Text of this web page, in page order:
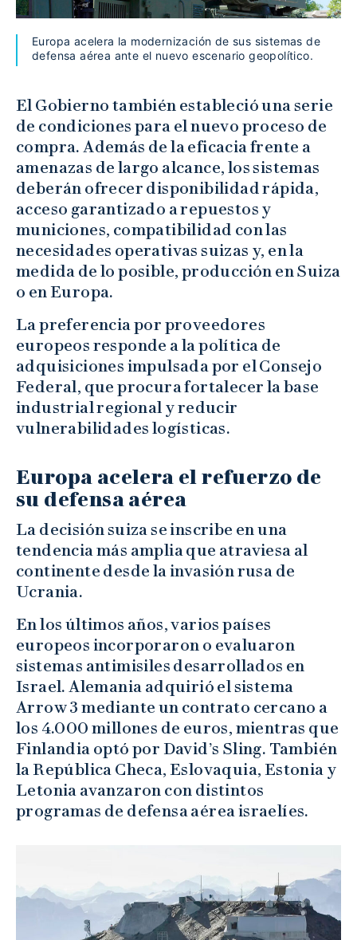
Europa acelera la modernización de sus sistemas de
defensa aérea ante el nuevo escenario geopolítico.
El Gobierno también estableció una serie
de condiciones para el nuevo proceso de
compra. Además de la eficacia frente a
amenazas de largo alcance, los sistemas
deberán ofrecer disponibilidad rápida,
acceso garantizado a repuestos y
municiones, compatibilidad con las
necesidades operativas suizas y, en la
medida de lo posible, producción en Suiza
o en Europa.
La preferencia por proveedores
europeos responde a la política de
adquisiciones impulsada por el Consejo
Federal, que procura fortalecer la base
industrial regional y reducir
vulnerabilidades logísticas.
Europa acelera el refuerzo de
su defensa aérea
La decisión suiza se inscribe en una
tendencia más amplia que atraviesa al
continente desde la invasión rusa de
Ucrania.
En los últimos años, varios países
europeos incorporaron o evaluaron
sistemas antimisiles desarrollados en
Israel. Alemania adquirió el sistema
Arrow 3 mediante un contrato cercano a
los 4.000 millones de euros, mientras que
Finlandia optó por David’s Sling. También
la República Checa, Eslovaquia, Estonia y
Letonia avanzaron con distintos
programas de defensa aérea israelíes.